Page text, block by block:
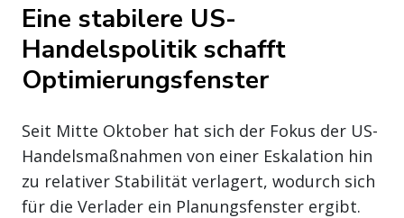
Eine stabilere US-
Handelspolitik schafft
Optimierungsfenster
Seit Mitte Oktober hat sich der Fokus der US-
Handelsmaßnahmen von einer Eskalation hin
zu relativer Stabilität verlagert, wodurch sich
für die Verlader ein Planungsfenster ergibt.